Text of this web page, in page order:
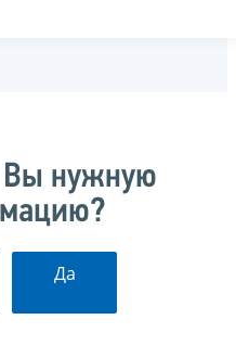
нужную
Да